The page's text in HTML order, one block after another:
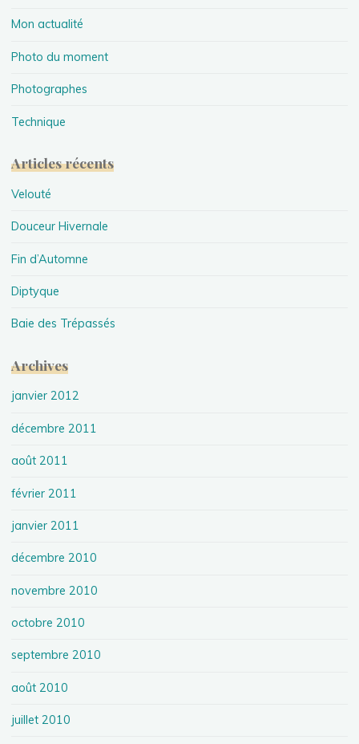
Mon actualité
Photo du moment
Photographes
Technique
Articles récents
Velouté
Douceur Hivernale
Fin d’Automne
Diptyque
Baie des Trépassés
Archives
janvier 2012
décembre 2011
août 2011
février 2011
janvier 2011
décembre 2010
novembre 2010
octobre 2010
septembre 2010
août 2010
juillet 2010